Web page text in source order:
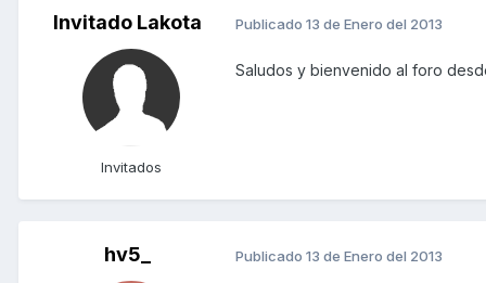
Invitado Lakota
Invitados
Publicado 13 de Enero del 2013
Saludos y bienvenido al foro
hv5_ Publicado 13 de Enero del 2013